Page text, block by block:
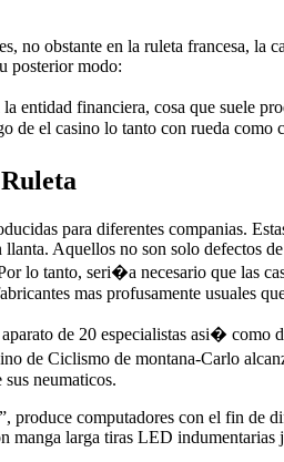
obstante en la ruleta francesa, la
posterior modo:
entidad financiera, cosa que
el casino lo tanto con rueda como
para diferentes companias.
Aquellos no son solo defectos
lo tanto, seri�a necesario que las
mas profusamente usuales
de 20 especialistas asi� como
de Ciclismo de montana-Carlo
neumaticos.
computadores con el fin de
larga tiras LED indumentarias